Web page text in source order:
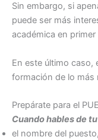
Sin embargo, si
puede ser más
académica en primer
En este último caso,
formación de lo más
Prepárate para el
Cuando hables de
el nombre del puesto,